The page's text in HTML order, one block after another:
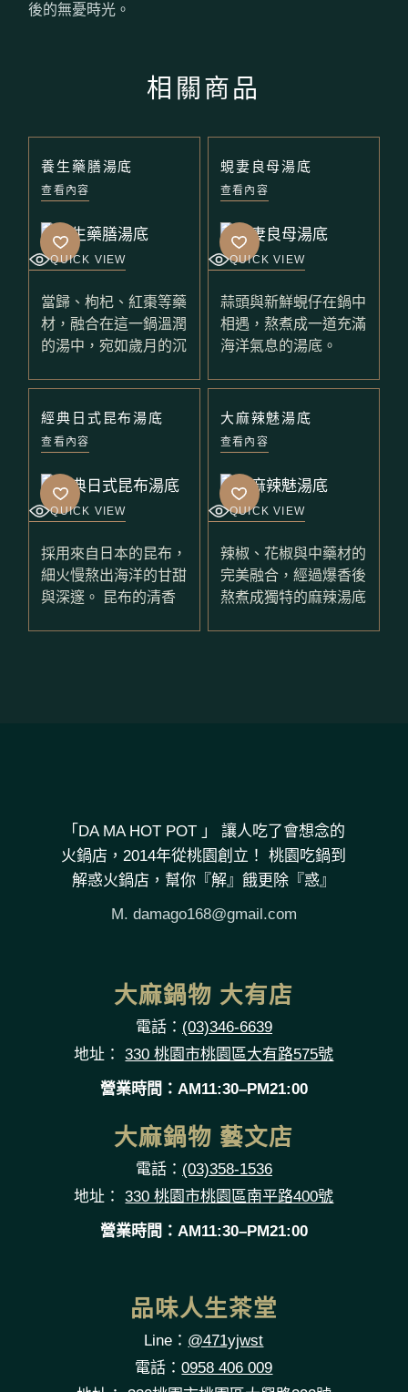
後的無憂時光。
相關商品
養生藥膳湯底
查看內容
QUICK VIEW
當歸、枸杞、紅棗等藥
材，融合在這一鍋溫潤
的湯中，宛如歲月的沉
蜆妻良母湯底
查看內容
QUICK VIEW
蒜頭與新鮮蜆仔在鍋中
相遇，熬煮成一道充滿
海洋氣息的湯底。
經典日式昆布湯底
查看內容
QUICK VIEW
採用來自日本的昆布，
細火慢熬出海洋的甘甜
與深邃。 昆布的清香
大麻辣魅湯底
查看內容
QUICK VIEW
辣椒、花椒與中藥材的
完美融合，經過爆香後
熬煮成獨特的麻辣湯底
「DA MA HOT POT 」 讓人吃了會想念的
火鍋店，2014年從桃園創立！ 桃園吃鍋到
解惑火鍋店，幫你『解』餓更除『惑』
M. damago168@gmail.com
大麻鍋物 大有店
電話： (03)346-6639
地址：330 桃園市桃園區大有路575號
營業時間：AM11:30–PM21:00
大麻鍋物 藝文店
電話： (03)358-1536
地址：330 桃園市桃園區南平路400號
營業時間：AM11:30–PM21:00
品味人生茶堂
Line： @471yjwst
電話：0958 406 009